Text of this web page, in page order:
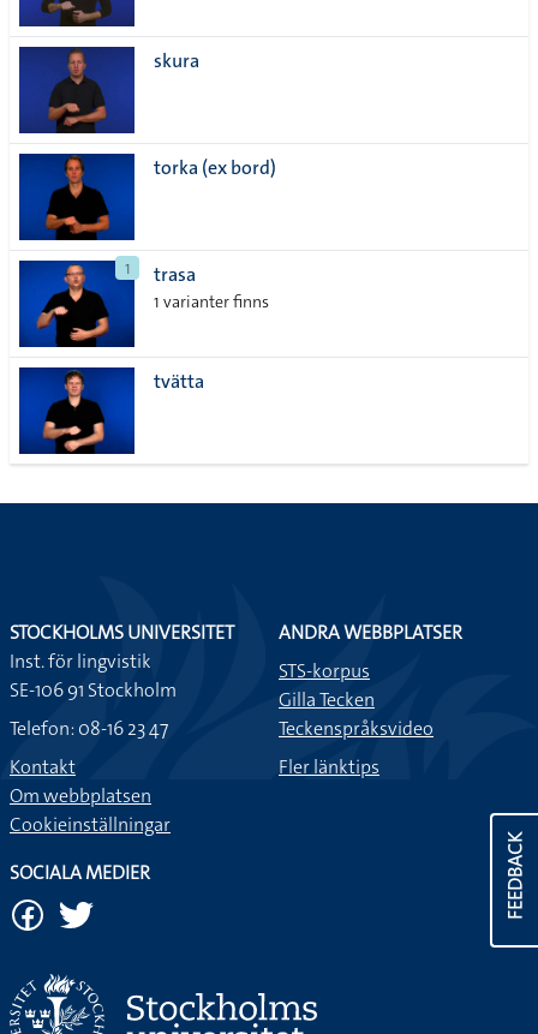
skura
torka (ex bord)
1 trasa
1 varianter finns
tvätta
FEEDBACK
STOCKHOLMS UNIVERSITET
Inst. för lingvistik
SE-106 91 Stockholm
Telefon: 08-16 23 47
Kontakt
Om webbplatsen
Cookieinställningar
ANDRA WEBBPLATSER
STS-korpus
Gilla Tecken
Teckenspråksvideo
Fler länktips
SOCIALA MEDIER